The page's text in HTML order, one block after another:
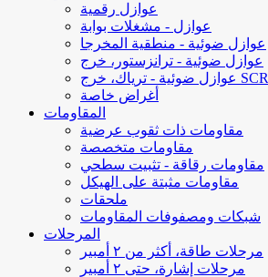
عوازل رقمية
عوازل - مشغلات بوابة
عوازل ضوئية - منطقية المخرجا
عوازل ضوئية - ترانزستور، خرج
عوازل ضوئية - ترياك، خرج SCR
أغراض خاصة
المقاومات
مقاومات ذات ثقوب عرضية
مقاومات متخصصة
مقاومات رقاقة - تثبيت سطحي
مقاومات مثبتة على الهيكل
ملحقات
شبكات ومصفوفات المقاومات
المرحلات
مرحلات طاقة، أكثر من ٢ أمبير
مرحلات إشارة، حتى ٢ أمبير